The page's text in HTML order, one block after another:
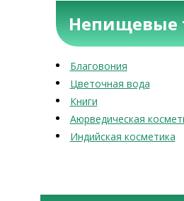
Непищевые
Благовония
Цветочная вода
Книги
Аюрведическая
Индийская косметика